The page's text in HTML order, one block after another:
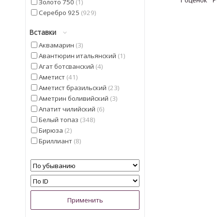
Золото 750 1
Серебро 925 929
Вставки
Аквамарин 3
Авантюрин итальянский 1
Агат ботсванский 4
Аметист 41
Аметист бразильский 23
Аметрин боливийский 3
Апатит чилийский 6
Белый топаз 348
Бирюза 2
Бриллиант 8
Гранат мозамбицкий 12
Диаспор 30
Диопсид Альберта
4